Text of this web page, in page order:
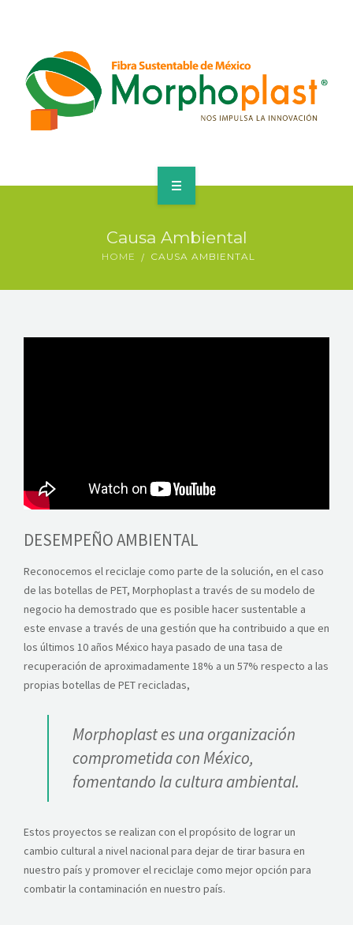
Causa Ambiental
HOME CAUSA AMBIENTAL
DESEMPEÑO AMBIENTAL
Reconocemos el reciclaje como parte de la solución, en el caso
de las botellas de PET, Morphoplast a través de su modelo de
negocio ha demostrado que es posible hacer sustentable a
este envase a través de una gestión que ha contribuido a que en
los últimos 10 años México haya pasado de una tasa de
recuperación de aproximadamente 18% a un 57% respecto a las
propias botellas de PET recicladas,
Morphoplast es una organización
comprometida con México,
fomentando la cultura ambiental.
Estos proyectos se realizan con el propósito de lograr un
cambio cultural a nivel nacional para dejar de tirar basura en
nuestro país y promover el reciclaje como mejor opción para
combatir la contaminación en nuestro país.